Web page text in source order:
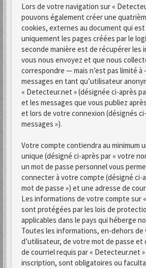
Lors de votre navigation sur «
pouvons également créer une
cookies, externes au document qui
uniquement les pages créées par le
seconde manière est de récupérer les
vous nous envoyez et que nous
correspondre — mais n’est pas limité
messages en tant qu’utilisateur
« Detecteur.net » (désignée ci-après
et les messages que vous publiez
et lors de votre connexion (désignés
messages »).
Votre compte contiendra au minimum
unique (désigné ci-après par « votre
un mot de passe personnel vous
connecter à votre compte (désigné ci-
mot de passe ») et une adresse de
Les informations de votre compte sur
sont protégées par les lois de
applicables dans le pays qui héberge
Toutes les informations, en-dehors de
d’utilisateur, de votre mot de passe et
de courriel requis par « Detecteur.net
inscription, sont obligatoires ou